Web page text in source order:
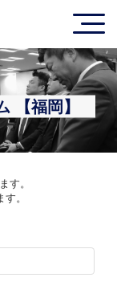
【福岡】
す。
。